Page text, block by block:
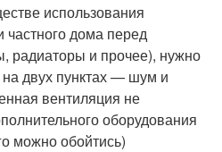
использования
частного дома перед
радиаторы и прочее), нужно
двух пунктах — шум и
вентиляция не
оборудования
можно обойтись)